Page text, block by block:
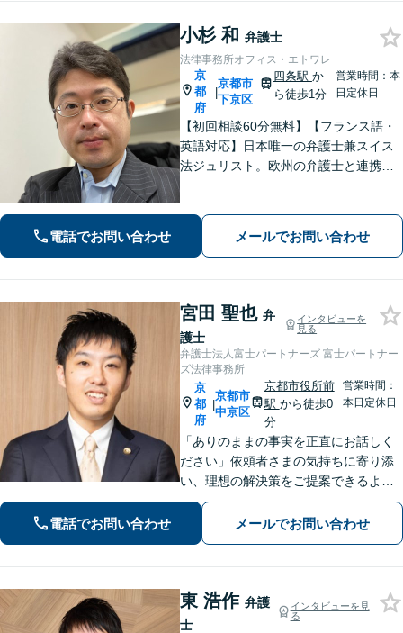
小杉 和 弁護士
法律事務所オフィス・エトワレ
京
都
府
|
京都市
下京区
四条駅 か
ら徒歩1分
営業時間：本
日定休日
【初回相談60分無料】【フランス語・
英語対応】日本唯一の弁護士兼スイス
法ジュリスト。欧州の弁護士と連携し
上げ／英仏日契約法務／ハーグ条約案
件などお任せ【WEB対応｜休日・夜間
電話でお問い合わせ メールでお問い合わせ
宮田 聖也 弁
護士
インタビューを
見る
弁護士法人富士パートナーズ 富士パートナー
ズ法律事務所
京
都
府
|
京都市
中京区
京都市役所前
駅 から徒歩0
分
営業時間：
本日定休日
「ありのままの事実を正直にお話しく
ださい」依頼者さまの気持ちに寄り添
い、理想の解決策をご提案できるよう
尽力します【交通事故事件の実績豊
富】【賠償金が2倍に増額した事例あ
り】依頼者さまに代わってさまざまな
電話でお問い合わせ メールでお問い合わせ
東 浩作 弁護
士
インタビューを見
る